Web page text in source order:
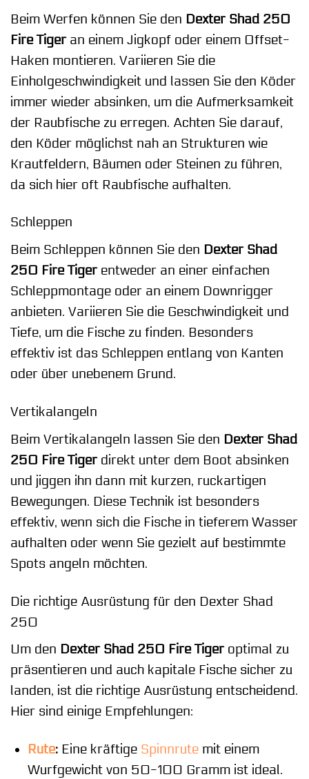
Beim Werfen können Sie den Dexter Shad 250
Fire Tigeran einem Jigkopf oder einem Offset-
Haken montieren. Variieren Sie die
Einholgeschwindigkeit und lassen Sie den Köder
immer wieder absinken, um die Aufmerksamkeit
der Raubfische zu erregen. Achten Sie darauf,
den Köder möglichst nah an Strukturen wie
Krautfeldern, Bäumen oder Steinen zu führen,
da sich hier oft Raubfische aufhalten.
Schleppen
Beim Schleppen können Sie den Dexter Shad
250 Fire Tigerentweder an einer einfachen
Schleppmontage oder an einem Downrigger
anbieten. Variieren Sie die Geschwindigkeit und
Tiefe, um die Fische zu finden. Besonders
effektiv ist das Schleppen entlang von Kanten
oder über unebenem Grund.
Vertikalangeln
Beim Vertikalangeln lassen Sie den Dexter Shad
250 Fire Tigerdirekt unter dem Boot absinken
und jiggen ihn dann mit kurzen, ruckartigen
Bewegungen. Diese Technik ist besonders
effektiv, wenn sich die Fische in tieferem Wasser
aufhalten oder wenn Sie gezielt auf bestimmte
Spots angeln möchten.
Die richtige Ausrüstung für den Dexter Shad
250
Um den Dexter Shad 250 Fire Tigeroptimal zu
präsentieren und auch kapitale Fische sicher zu
landen, ist die richtige Ausrüstung entscheidend.
Hier sind einige Empfehlungen:
Rute:Eine kräftige Spinnrutemit einem
Wurfgewicht von 50-100 Gramm ist ideal.